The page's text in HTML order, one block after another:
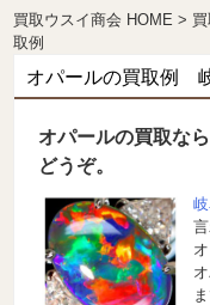
買取ウスイ商会 HOME 買
取例
オパールの買取例
オパールの買取な
どうぞ。